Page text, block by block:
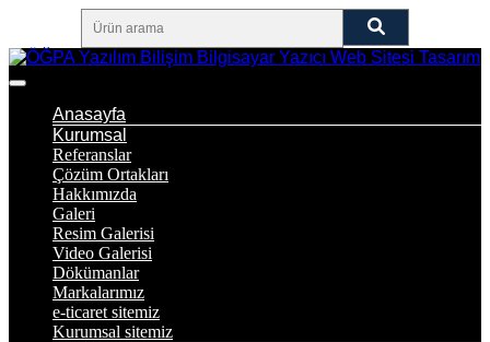
Anasayfa
Kurumsal
Referanslar
Çözüm Ortakları
Hakkımızda
Galeri
Resim Galerisi
Video Galerisi
Dökümanlar
Markalarımız
e-ticaret sitemiz
Kurumsal sitemiz